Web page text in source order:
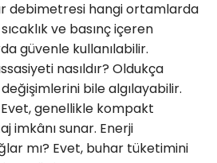
debimetresi hangi ortamlarda
ve basınç içeren
güvenle kullanılabilir.
nasıldır? Oldukça
değişimlerini bile algılayabilir.
Evet, genellikle kompakt
imkânı sunar. Enerji
mı? Evet, buhar tüketimini